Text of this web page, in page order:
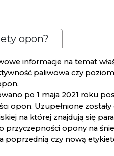
opon?
informacje na temat
paliwowa czy
po 1 maja 2021 roku
opon. Uzupełnione
na której znajdują się
przyczepności opony na
poprzednią czy nową